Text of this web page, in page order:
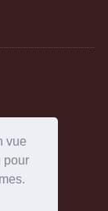
vue
pour